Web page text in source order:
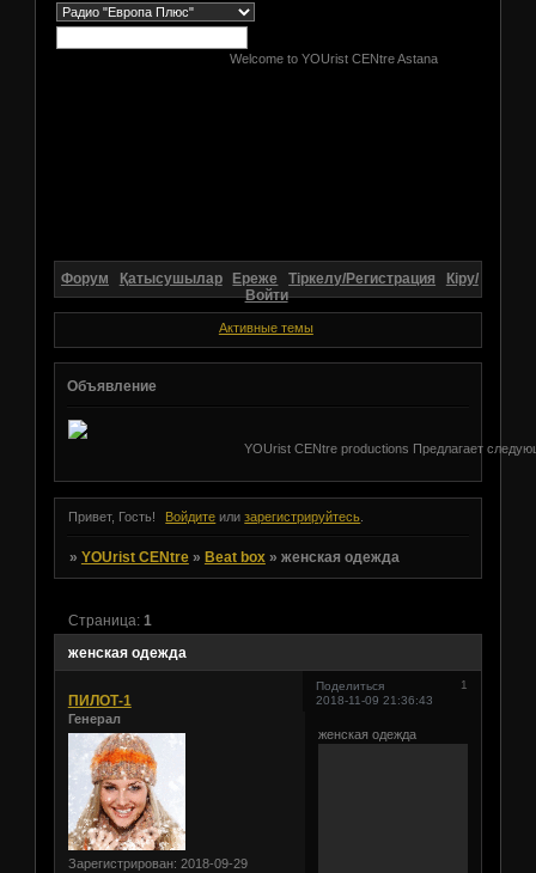
Welcome to YOUrist CENtre Astana
Форум Қатысушылар Ереже Тіркелу/Регистрация
Кіру/
Войти
Активные темы
Объявление
YOUrist CENtre productions Предлагает
Привет, Гость! Войдите илизарегистрируйтесь
» YOUrist CENtre » Beat box » женская одежда
женская одежда
Страница: 1
Поделиться
1
2018-11-09 21:36:43
ПИЛОТ-1
Генерал
Зарегистрирован: 2018-09-29
женская одежда